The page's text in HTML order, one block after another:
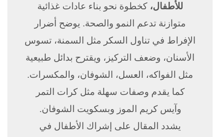
للأطفال، كخطوة نحو بناء عادات غذائية
متوازنة تدعم النمو والصحة. يوضح أضرار
الإفراط في تناول السكر مثل السمنة، تسوس
الأسنان، وضعف التركيز، ويقترح بدائل طبيعية
مثل الفواكه، العسل، الشوفان، والمكسرات.
كما يقدم وصفات سهلة مثل كرات التمر
وآيس كريم الموز وبسكويت الشوفان.
يشدد المقال على إشراك الأطفال في